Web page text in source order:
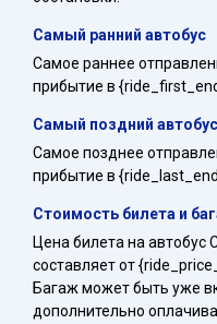
Самый ранний автобус
Самое раннее
прибытие в
Самый поздний автобус
Самое позднее
прибытие в
Стоимость билета и
Цена билета на
составляет от
Багаж может быть уже
дополнительно